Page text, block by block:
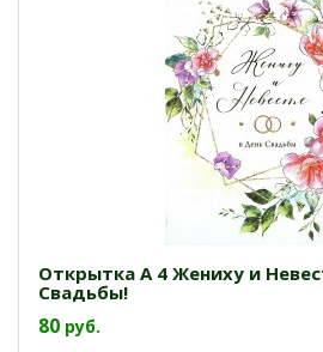
Открытка А 4 Жениху и
Свадьбы!
80 руб.